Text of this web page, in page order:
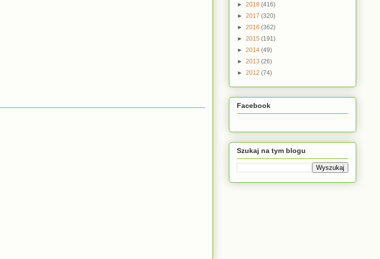
► 2018 (416)
► 2017 (320)
► 2016 (362)
► 2015 (191)
► 2014 (49)
► 2013 (26)
► 2012 (74)
Facebook
Szukaj na tym blogu